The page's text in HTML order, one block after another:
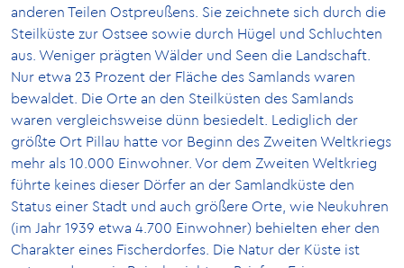
anderen Teilen Ostpreußens. Sie zeichnete sich durch die
Steilküste zur Ostsee sowie durch Hügel und Schluchten
aus. Weniger prägten Wälder und Seen die Landschaft.
Nur etwa 23 Prozent der Fläche des Samlands waren
bewaldet. Die Orte an den Steilküsten des Samlands
waren vergleichsweise dünn besiedelt. Lediglich der
größte Ort Pillau hatte vor Beginn des Zweiten Weltkriegs
mehr als 10.000 Einwohner. Vor dem Zweiten Weltkrieg
führte keines dieser Dörfer an der Samlandküste den
Status einer Stadt und auch größere Orte, wie Neukuhren
(im Jahr 1939 etwa 4.700 Einwohner) behielten eher den
Charakter eines Fischerdorfes. Die Natur der Küste ist